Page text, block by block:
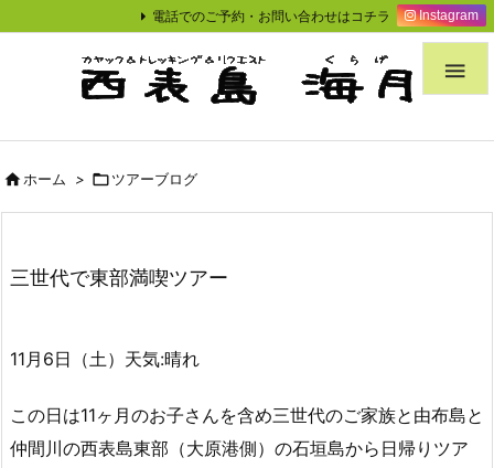

電話でのご予約・お問い合わせはコチラ Instagram
ホーム > ツアーブログ
三世代で東部満喫ツアー
11月6日（土）天気:晴れ
この日は11ヶ月のお子さんを含め三世代のご家族と由布島と
仲間川の西表島東部（大原港側）の石垣島から日帰りツア